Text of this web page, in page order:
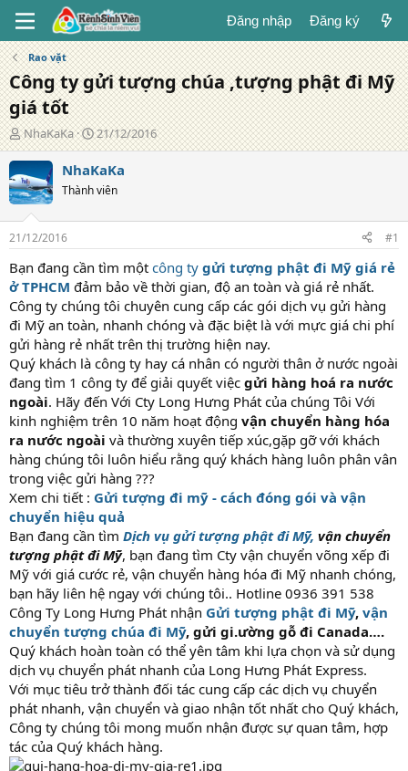
Đăng nhập Đăng ký
Rao vặt
Công ty gửi tượng chúa ,tượng phật đi Mỹ
giá tốt
T
á
c
g
i
ả
NhaKaKa
N
g
à
đ
g
21/12/2016
NhaKaKa
Thành viên
21/12/2016 #1
Bạn đang cần tìm một công ty gửi tượng phật đi Mỹ giá rẻ
ở TPHCM đảm bảo về thời gian, độ an toàn và giá rẻ nhất.
Công ty chúng tôi chuyên cung cấp các gói dịch vụ gửi hàng
đi Mỹ an toàn, nhanh chóng và đặc biệt là với mực giá chi phí
gửi hàng rẻ nhất trên thị trường hiện nay.
Quý khách là công ty hay cá nhân có người thân ở nước ngoài
đang tìm 1 công ty để giải quyết việc gửi hàng hoá ra nước
ngoài. Hãy đến Với Cty Long Hưng Phát của chúng Tôi Với
kinh nghiệm trên 10 năm hoạt động vận chuyển hàng hóa
ra nước ngoài và thường xuyên tiếp xúc,gặp gỡ với khách
hàng chúng tôi luôn hiểu rằng quý khách hàng luôn phân vân
trong việc gửi hàng ???
Xem chi tiết : Gửi tượng đi mỹ - cách đóng gói và vận
chuyển hiệu quả
Bạn đang cần tìm Dịch vụ gửi tượng phật đi Mỹ, vận chuyển
tượng phật đi Mỹ, bạn đang tìm Cty vận chuyển võng xếp đi
Mỹ với giá cước rẻ, vận chuyển hàng hóa đi Mỹ nhanh chóng,
bạn hãy liên hệ ngay với chúng tôi.. Hotline 0936 391 538
Công Ty Long Hưng Phát nhận Gửi tượng phật đi Mỹ, vận
chuyển tượng chúa đi Mỹ, gửi gi.ường gỗ đi Canada….
Quý khách hoàn toàn có thể yên tâm khi lựa chọn và sử dụng
dịch vụ chuyển phát nhanh của Long Hưng Phát Express.
Với mục tiêu trở thành đối tác cung cấp các dịch vụ chuyển
phát nhanh, vận chuyển và giao nhận tốt nhất cho Quý khách,
Công ty chúng tôi mong muốn nhận được sự quan tâm, hợp
tác của Quý khách hàng.